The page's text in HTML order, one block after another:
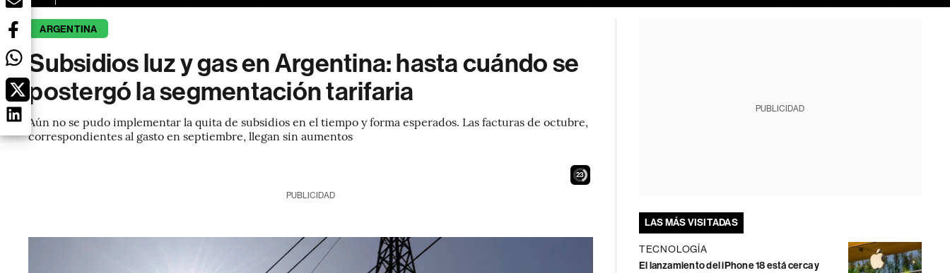
ARGENTINA
Subsidios luz y gas en Argentina: hasta cuándo se
postergó la segmentación tarifaria
Aún no se pudo implementar la quita de subsidios en el tiempo y forma esperados. Las facturas de octubre,
correspondientes al gasto en septiembre, llegan sin aumentos
21
PUBLICIDAD
PUBLICIDAD
LAS MÁS VISITADAS
TECNOLOGÍA
El lanzamiento del iPhone 18 está cerca y